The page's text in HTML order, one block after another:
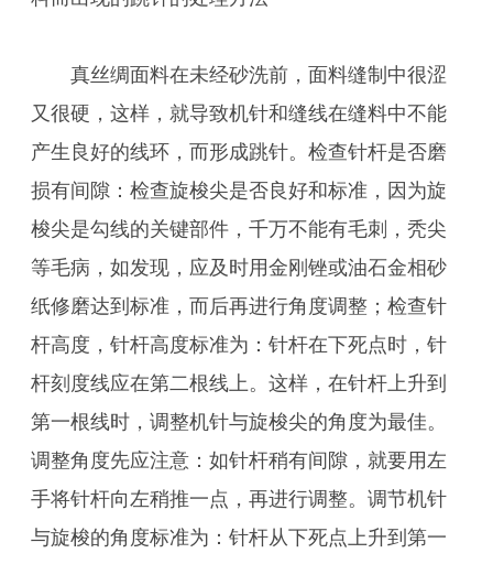
真丝绸面料在未经砂洗前，面料缝制中很涩
又很硬，这样，就导致机针和缝线在缝料中不能
产生良好的线环，而形成跳针。检查针杆是否磨
损有间隙：检查旋梭尖是否良好和标准，因为旋
梭尖是勾线的关键部件，千万不能有毛刺，秃尖
等毛病，如发现，应及时用金刚锉或油石金相砂
纸修磨达到标准，而后再进行角度调整；检查针
杆高度，针杆高度标准为：针杆在下死点时，针
杆刻度线应在第二根线上。这样，在针杆上升到
第一根线时，调整机针与旋梭尖的角度为最佳。
调整角度先应注意：如针杆稍有间隙，就要用左
手将针杆向左稍推一点，再进行调整。调节机针
与旋梭的角度标准为：针杆从下死点上升到第一